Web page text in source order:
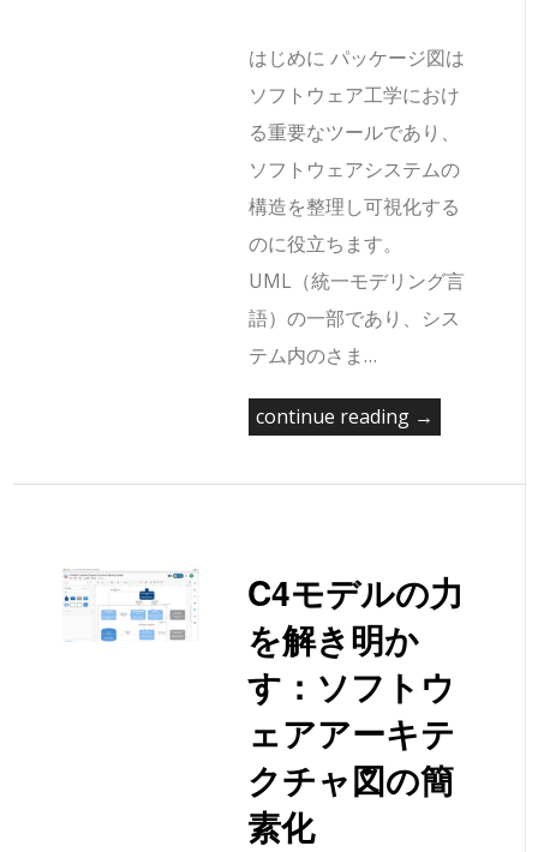
はじめに パッケージ図は
ソフトウェア工学におけ
る重要なツールであり、
ソフトウェアシステムの
構造を整理し可視化する
のに役立ちます。
UML（統一モデリング言
語）の一部であり、シス
テム内のさま…
continue reading →
C4モデルの力
を解き明か
す：ソフトウ
ェアアーキテ
クチャ図の簡
素化